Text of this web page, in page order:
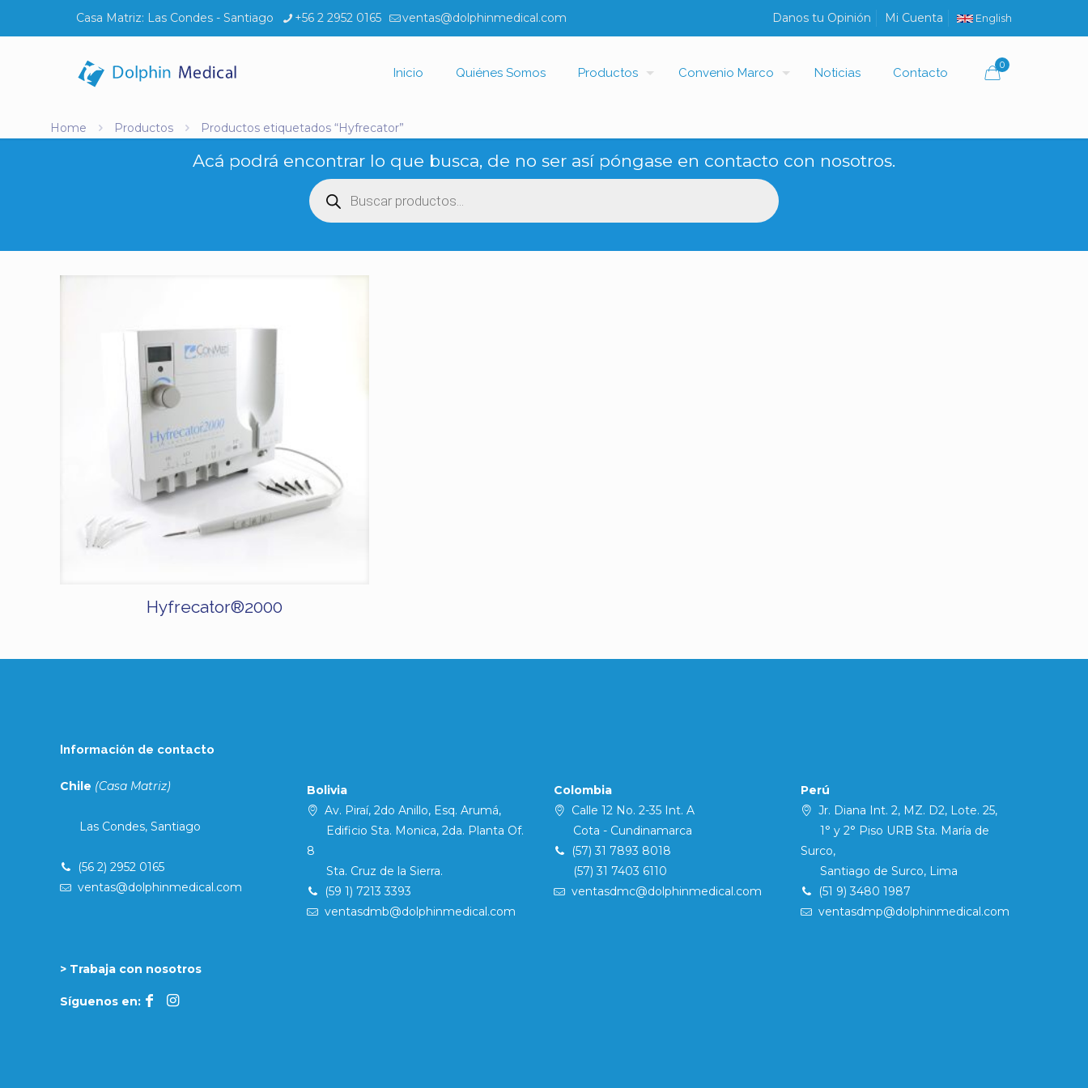
Casa Matriz: Las Condes - Santiago +56 2 2952 0165 ventas@dolphinmedical.com Danos tu Opinión Mi Cuenta English
Inicio Quiénes Somos Productos Convenio Marco Noticias Contacto
0
Home Productos Productos etiquetados “Hyfrecator”
Acá podrá encontrar lo que busca, de no ser así póngase en contacto con nosotros.
Búsqueda
de
productos
Hyfrecator®2000
Información de contacto
Chile (Casa Matriz)
Las Condes, Santiago
(56 2) 2952 0165
ventas@dolphinmedical.com
> Trabaja con nosotros
Síguenos en:
Bolivia
Av. Piraí, 2do Anillo, Esq. Arumá,
Edificio Sta. Monica, 2da. Planta Of.
8
Sta. Cruz de la Sierra.
(59 1) 7213 3393
ventasdmb@dolphinmedical.com
Colombia
Calle 12 No. 2-35 Int. A
Cota - Cundinamarca
(57) 31 7893 8018
(57) 31 7403 6110
ventasdmc@dolphinmedical.com
Perú
Jr. Diana Int. 2, MZ. D2, Lote. 25,
1° y 2° Piso URB Sta. María de
Surco,
Santiago de Surco, Lima
(51 9) 3480 1987
ventasdmp@dolphinmedical.com